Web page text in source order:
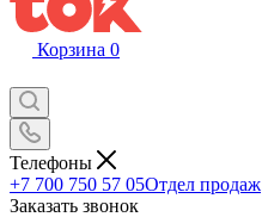
Корзина 0
Телефоны
+7 700 750 57 05Отдел продаж
Заказать звонок